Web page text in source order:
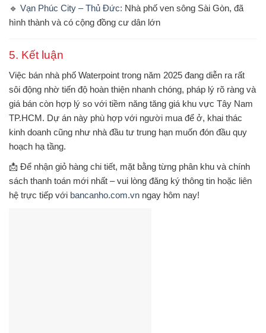
🔹 Vạn Phúc City – Thủ Đức: Nhà phố ven sông Sài Gòn, đã
hình thành và có cộng đồng cư dân lớn
5. Kết luận
Việc bán nhà phố Waterpoint trong năm 2025 đang diễn ra rất
sôi động nhờ tiến độ hoàn thiện nhanh chóng, pháp lý rõ ràng và
giá bán còn hợp lý so với tiềm năng tăng giá khu vực Tây Nam
TP.HCM. Dự án này phù hợp với người mua để ở, khai thác
kinh doanh cũng như nhà đầu tư trung hạn muốn đón đầu quy
hoạch hạ tầng.
📩 Để nhận giỏ hàng chi tiết, mặt bằng từng phân khu và chính
sách thanh toán mới nhất – vui lòng đăng ký thông tin hoặc liên
hệ trực tiếp với bancanho.com.vn ngay hôm nay!